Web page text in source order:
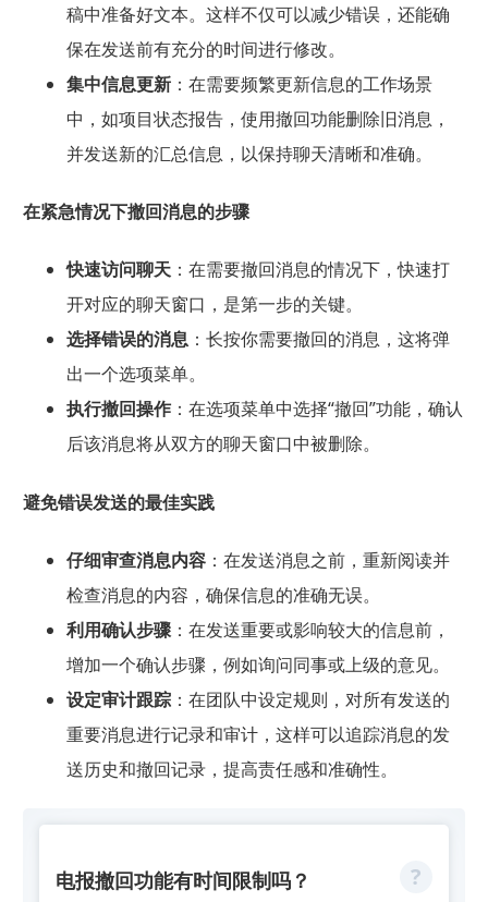
稿中准备好文本。这样不仅可以减少错误，还能确
保在发送前有充分的时间进行修改。
集中信息更新：在需要频繁更新信息的工作场景
中，如项目状态报告，使用撤回功能删除旧消息，
并发送新的汇总信息，以保持聊天清晰和准确。
在紧急情况下撤回消息的步骤
快速访问聊天：在需要撤回消息的情况下，快速打
开对应的聊天窗口，是第一步的关键。
选择错误的消息：长按你需要撤回的消息，这将弹
出一个选项菜单。
执行撤回操作：在选项菜单中选择“撤回”功能，确认
后该消息将从双方的聊天窗口中被删除。
避免错误发送的最佳实践
仔细审查消息内容：在发送消息之前，重新阅读并
检查消息的内容，确保信息的准确无误。
利用确认步骤：在发送重要或影响较大的信息前，
增加一个确认步骤，例如询问同事或上级的意见。
设定审计跟踪：在团队中设定规则，对所有发送的
重要消息进行记录和审计，这样可以追踪消息的发
送历史和撤回记录，提高责任感和准确性。
电报撤回功能有时间限制吗？